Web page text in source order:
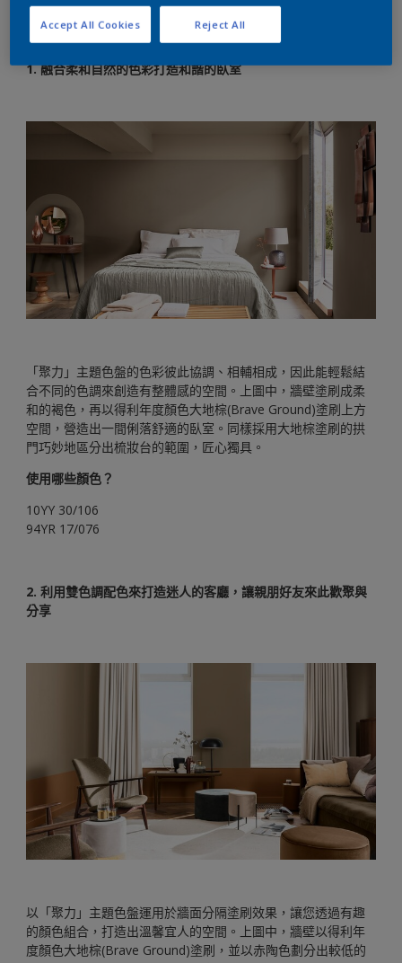
對於使用大地棕(Brave Ground)搭配這些近似色彩，以下列出
四種容易又能激發靈感的搭配
1. 融合柔和自然的色彩打造和諧的臥室
「聚力」主題色盤的色彩彼此協調、相輔相成，因此能輕鬆結
合不同的色調來創造有整體感的空間。上圖中，牆壁塗刷成柔
和的褐色，再以得利年度顏色大地棕(Brave Ground)塗刷上方
空間，營造出一間俐落舒適的臥室。同樣採用大地棕塗刷的拱
門巧妙地區分出梳妝台的範圍，匠心獨具。
使用哪些顏色？
10YY 30/106
94YR 17/076
2. 利用雙色調配色來打造迷人的客廳，讓親朋好友來此歡聚與
分享
以「聚力」主題色盤運用於牆面分隔塗刷效果，讓您透過有趣
的顏色組合，打造出溫馨宜人的空間。上圖中，牆壁以得利年
度顏色大地棕(Brave Ground)塗刷，並以赤陶色劃分出較低的
Reject All
Accept All Cookies